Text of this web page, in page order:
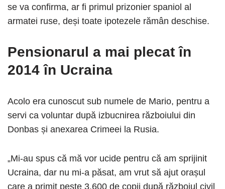
se va confirma, ar fi primul prizonier spaniol al
armatei ruse, deși toate ipotezele rămân deschise.
Pensionarul a mai plecat în
2014 în Ucraina
Acolo era cunoscut sub numele de Mario, pentru a
servi ca voluntar după izbucnirea războiului din
Donbas și anexarea Crimeei la Rusia.
„Mi-au spus că mă vor ucide pentru că am sprijinit
Ucraina, dar nu mi-a păsat, am vrut să ajut orașul
care a primit peste 3.600 de copii după războiul civil